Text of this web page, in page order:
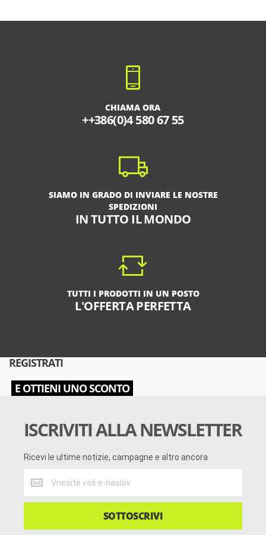
CHIAMA ORA
++386(0)4 580 67 55
SIAMO IN GRADO DI INVIARE LE NOSTRE
SPEDIZIONI
IN TUTTO IL MONDO
TUTTI I PRODOTTI IN UN POSTO
L'OFFERTA PERFETTA
REGISTRATI
E OTTIENI UNO SCONTO
ISCRIVITI ALLA NEWSLETTER
Ricevi le ultime notizie, campagne e altro ancora
SOTTOSCRIVI